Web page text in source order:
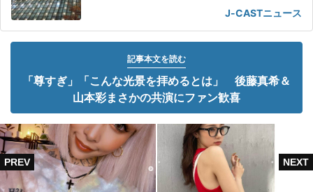
J-CASTニュース
記事本文を読む
「尊すぎ」「こんな光景を拝めるとは」 後藤真希＆
山本彩まさかの共演にファン歓喜